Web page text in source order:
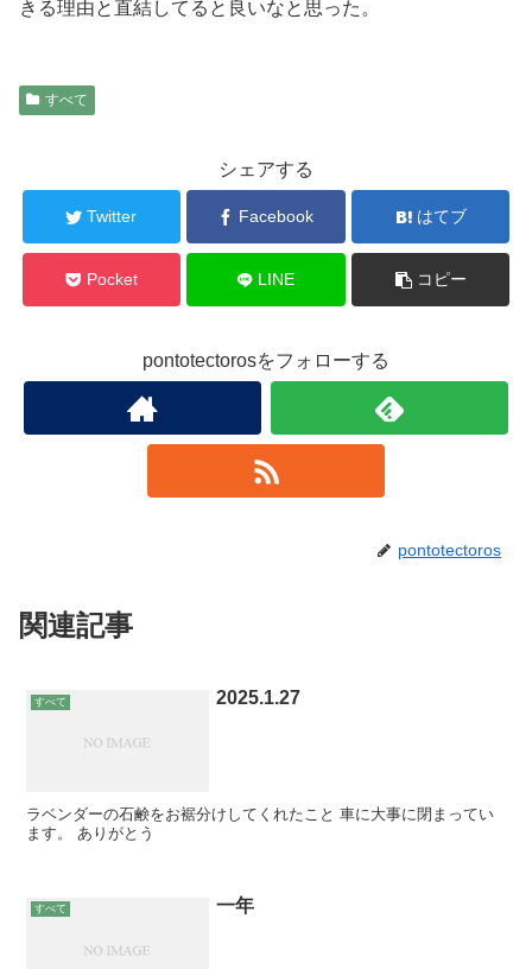
きる理由と直結してると良いなと思った。
すべて
シェアする
Twitter Facebook はてブ
Pocket LINE コピー
pontotectorosをフォローする
pontotectoros
関連記事
すべて 2025.1.27
ラベンダーの石鹸をお裾分けしてくれたこと 車に大事に閉まってい
ます。 ありがとう
すべて 一年